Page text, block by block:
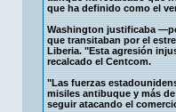
que ha definido como el
Washington justificaba
que transitaban por el
Liberia. "Esta agresión
recalcado el Centcom.
"Las fuerzas
misiles antibuque y más
seguir atacando el